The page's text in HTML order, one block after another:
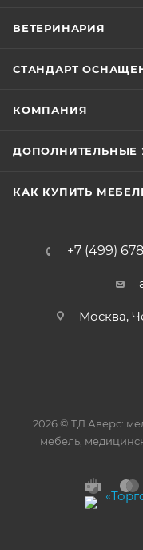
ВЕТЕРИНАРИЯ
СТАНДАРТ
КОМПАНИЯ
ДОПОЛНИТЕЛЬНЫЕ
КАК КУПИТЬ
+7 (499)
Москва,
2026 © ТД Аверс:
мебель,